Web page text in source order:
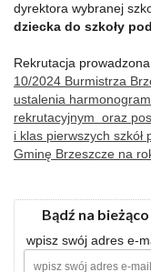
dyrektora wybranej
dziecka do szkoły
Rekrutacja
10/2024 Burmistrza
ustalenia
rekrutacyjnym oraz
i klas pierwszych
Gminę Brzeszcze na
Bądź na
wpisz swój adres e-